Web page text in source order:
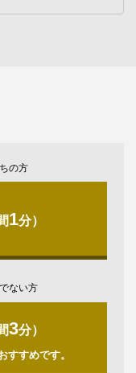
の方
1分）
ない方
3分）
すめです。